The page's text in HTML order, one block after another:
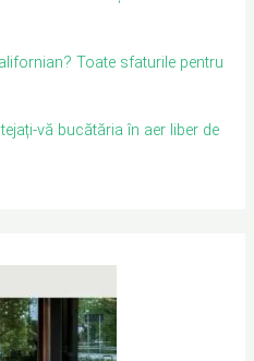
Toate sfaturile pentru
vă bucătăria în aer liber de